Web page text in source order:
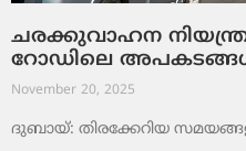
ചരക്കുവാഹന
റോഡിലെ
November 20, 2025
ദുബായ്: തിരക്കേറിയ